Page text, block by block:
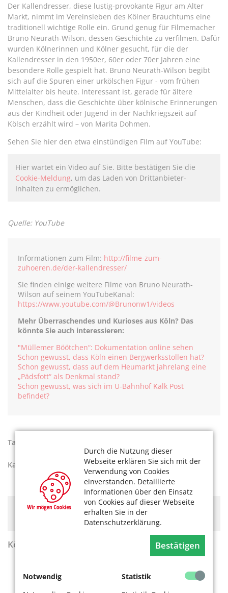
Durch die Nutzung dieser
Webseite erklären Sie sich mit der
Verwendung von Cookies
einverstanden. Detaillierte
Informationen über den Einsatz
von Cookies auf dieser Webseite
erhalten Sie in der
Datenschutzerklärung.
Bestätigen
Notwendig
Statistik
Der Kallendresser, diese lustig-provokante Figur am Alter
Markt, nimmt im Vereinsleben des Kölner Brauchtums eine
traditionell wichtige Rolle ein. Grund genug für Filmemacher
Bruno Neurath-Wilson, dessen Geschichte zu verfilmen. Dafür
wurden Kölnerinnen und Kölner gesucht, für die der
Kallendresser in den 1950er, 60er oder 70er Jahren eine
besondere Rolle gespielt hat. Bruno Neurath-Wilson begibt
sich auf die Spuren einer urkölschen Figur - vom frühen
Mittelalter bis heute. Interessant ist, gerade für ältere
Menschen, dass die Geschichte über kölnische Erinnerungen
aus der Kindheit oder Jugend in der Nachkriegszeit auf
Kölsch erzählt wird – von Marita Dohmen.
Sehen Sie hier den etwa einstündigen FIlm auf YouTube:
Hier wartet ein Video auf Sie. Bitte bestätigen Sie die
Cookie-Meldung, um das Laden von Drittanbieter-
Inhalten zu ermöglichen.
Quelle: YouTube
Informationen zum Film: http://filme-zum-
zuhoeren.de/der-kallendresser/
Sie finden einige weitere Filme von Bruno Neurath-
Wilson auf seinem YouTubeKanal:
https://www.youtube.com/@Brunonw1/videos
Mehr Überraschendes und Kurioses aus Köln? Das
könnte Sie auch interessieren:
"Müllemer Böötchen“: Dokumentation online sehen
Schon gewusst, dass Köln einen Bergwerksstollen hat?
Schon gewusst, dass auf dem Heumarkt jahrelang eine
„Pädsfott“ als Denkmal stand?
Schon gewusst, was sich im U-Bahnhof Kalk Post
befindet?
Tags:
Kategorien: Aktiv werden
Hier könnte Werbung stehen, mit der wir uns
finanzieren. Bitte akzeptieren Sie dieCookie-Meldung
KölnerLeben Sommer 2026